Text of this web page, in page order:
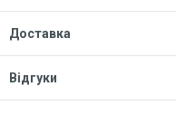
Доставка
Відгуки